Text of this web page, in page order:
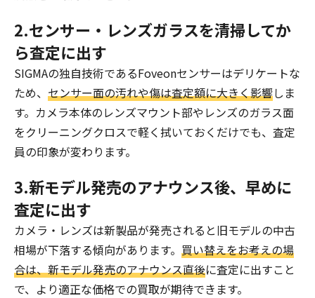
2.センサー・レンズガラスを清掃してか
ら査定に出す
SIGMAの独自技術であるFoveonセンサーはデリケートな
ため、 センサー面の汚れや傷は査定額に大きく影響しま
す。カメラ本体のレンズマウント部やレンズのガラス面
をクリーニングクロスで軽く拭いておくだけでも、査定
員の印象が変わります。
3.新モデル発売のアナウンス後、早めに
査定に出す
カメラ・レンズは新製品が発売されると旧モデルの中古
相場が下落する傾向があります。 買い替えをお考えの場
合は、新モデル発売のアナウンス直後に査定に出すこと
で、より適正な価格での買取が期待できます。